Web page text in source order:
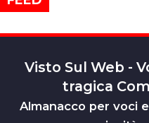
Visto Sul Web -
tragica
Almanacco per voci